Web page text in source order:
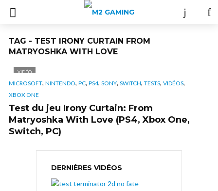
TAG - TEST IRONY CURTAIN FROM
MATRYOSHKA WITH LOVE
VIDÉO
MICROSOFT, NINTENDO, PC, PS4, SONY, SWITCH, TESTS, VIDÉOS,
XBOX ONE
Test du jeu Irony Curtain: From
Matryoshka With Love (PS4, Xbox One,
Switch, PC)
DERNIÈRES VIDÉOS